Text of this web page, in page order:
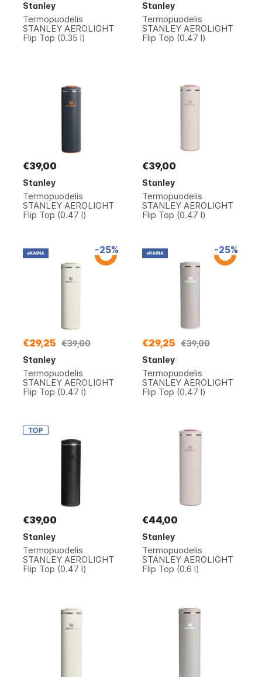
Stanley
Termopuodelis
STANLEY AEROLIGHT
Flip Top (0.35 l)
Stanley
Termopuodelis
STANLEY AEROLIGHT
Flip Top (0.47 l)
€39,00
Stanley
Termopuodelis
STANLEY AEROLIGHT
Flip Top (0.47 l)
€39,00
Stanley
Termopuodelis
STANLEY AEROLIGHT
Flip Top (0.47 l)
-25%
€29,25 €39,00
Stanley
Termopuodelis
STANLEY AEROLIGHT
Flip Top (0.47 l)
-25%
€29,25 €39,00
Stanley
Termopuodelis
STANLEY AEROLIGHT
Flip Top (0.47 l)
€39,00
Stanley
Termopuodelis
STANLEY AEROLIGHT
Flip Top (0.47 l)
€44,00
Stanley
Termopuodelis
STANLEY AEROLIGHT
Flip Top (0.6 l)